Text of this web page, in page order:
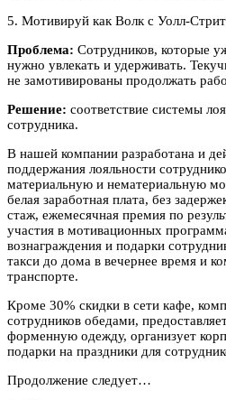
5. Мотивируй как Волк с Уолл-Стрит
Проблема: Сотрудников, которые
нужно увлекать и удерживать.
не замотивированы продолжать
Решение: соответствие системы
сотрудника.
В нашей компании разработана и
поддержания лояльности
материальную и нематериальную
белая заработная плата, без
стаж, ежемесячная премия по
участия в мотивационных
вознаграждения и подарки
такси до дома в вечернее время и
транспорте.
Кроме 30% скидки в сети кафе,
сотрудников обедами,
форменную одежду, организует
подарки на праздники для
Продолжение следует…